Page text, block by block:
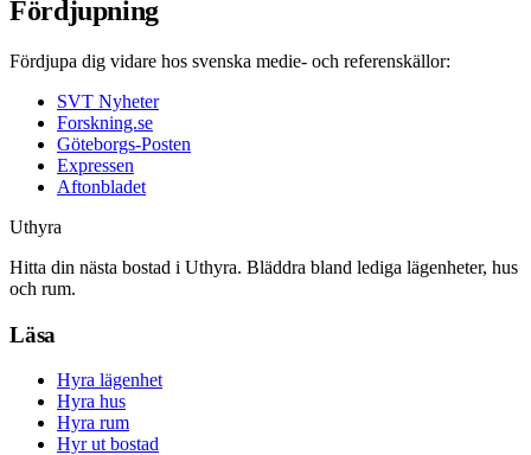
Fördjupning
Fördjupa dig vidare hos svenska medie- och referenskällor:
SVT Nyheter
Forskning.se
Göteborgs-Posten
Expressen
Aftonbladet
Uthyra
Hitta din nästa bostad i Uthyra. Bläddra bland lediga lägenheter, hus
och rum.
Läsa
Hyra lägenhet
Hyra hus
Hyra rum
Hyr ut bostad